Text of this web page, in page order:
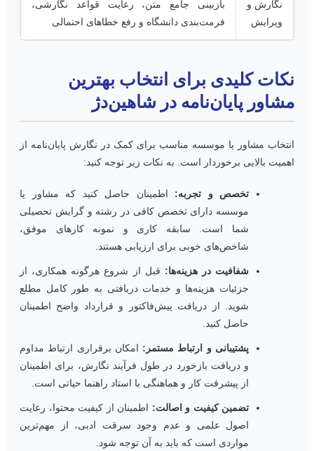
نگارش و
ویرایش
بازبینی جامع متن، رعایت قواعد نگارشی،
فرمت‌بندی دانشگاه و رفع خطاهای احتمالی
کلیدی برای انتخاب بهترین
پایان‌نامه در شاهین‌دژ
مشاور یا موسسه مناسب برای کمک در نگارش پایان‌نامه از
بالایی برخوردار است. به نکات زیر توجه کنید:
تخصص و تجربه:اطمینان حاصل کنید که مشاور یا
موسسه دارای تخصص کافی در رشته و گرایش تحصیلی
شما است. سابقه کاری و نمونه کارهای موفق،
شاخص‌های خوبی برای ارزیابی هستند.
شفافیت در هزینه‌ها:قبل از شروع هرگونه همکاری، از
جزئیات هزینه‌ها و خدمات دریافتی به طور کامل مطلع
شوید. از دریافت پیش‌فاکتور و قرارداد واضح اطمینان
حاصل کنید.
پشتیبانی و ارتباط مستمر:امکان برقراری ارتباط مداوم
و دریافت بازخورد در طول فرآیند نگارش، برای اطمینان
از پیشرفت کار و هماهنگی با استاد راهنما حیاتی است.
تضمین کیفیت و اصالت:اطمینان از کیفیت محتوا، رعایت
اصول علمی و عدم وجود سرقت ادبی، از مهم‌ترین
مواردی است که باید به آن توجه شود.